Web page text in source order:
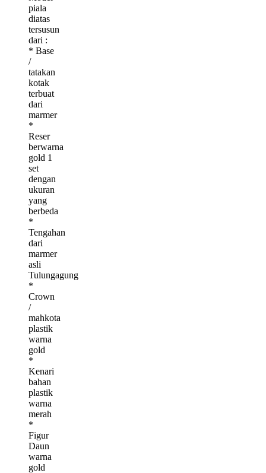
piala
diatas
tersusun
dari :
* Base
/
tatakan
kotak
terbuat
dari
marmer
*
Reser
berwarna
gold 1
set
dengan
ukuran
yang
berbeda
*
Tengahan
dari
marmer
asli
Tulungagung
*
Crown
/
mahkota
plastik
warna
gold
*
Kenari
bahan
plastik
warna
merah
*
Figur
Daun
warna
gold